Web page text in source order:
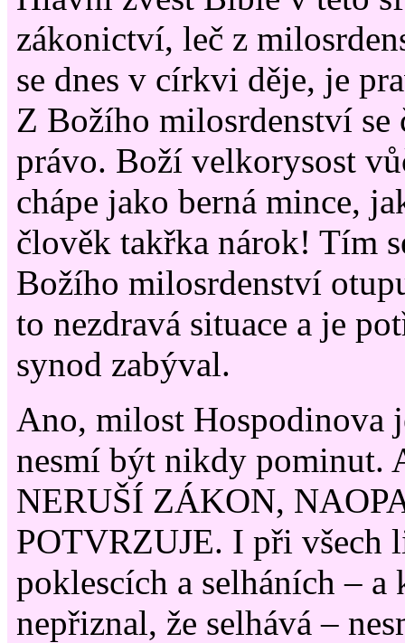
zákonictví, leč z
se dnes v církvi děje, je
Z Božího milosrdenství se
právo. Boží velkorysost
chápe jako berná mince,
člověk takřka nárok! Tím
Božího milosrdenství
to nezdravá situace a je
synod zabýval.
Ano, milost Hospodinova
nesmí být nikdy pominut.
NERUŠÍ ZÁKON,
POTVRZUJE. I při všech
poklescích a selháních – a
nepřiznal, že selhává –